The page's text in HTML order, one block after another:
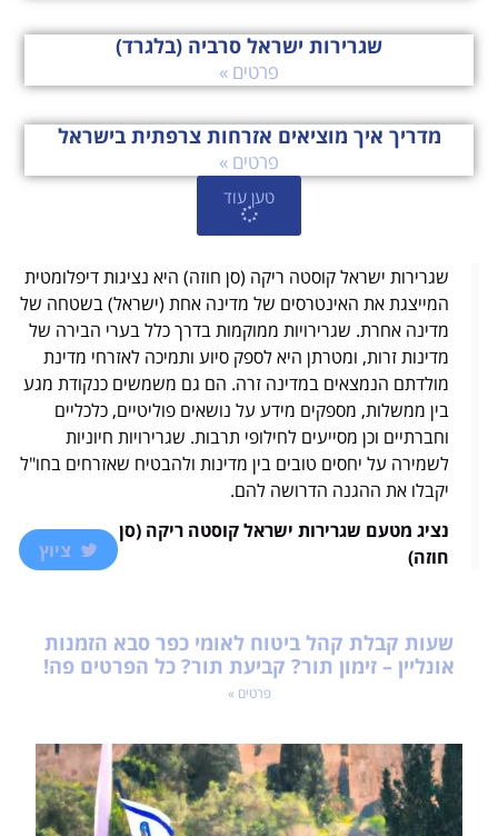
שגרירות ישראל סרביה (בלגרד)
פרטים »
מדריך איך מוציאים אזרחות צרפתית בישראל
פרטים »
טען עוד
שגרירות ישראל קוסטה ריקה (סן חוזה) היא נציגות דיפלומטית
המייצגת את האינטרסים של מדינה אחת (ישראל) בשטחה של
מדינה אחרת. שגרירויות ממוקמות בדרך כלל בערי הבירה של
מדינות זרות, ומטרתן היא לספק סיוע ותמיכה לאזרחי מדינת
מולדתם הנמצאים במדינה זרה. הם גם משמשים כנקודת מגע
בין ממשלות, מספקים מידע על נושאים פוליטיים, כלכליים
וחברתיים וכן מסייעים לחילופי תרבות. שגרירויות חיוניות
לשמירה על יחסים טובים בין מדינות ולהבטיח שאזרחים בחו"ל
יקבלו את ההגנה הדרושה להם.
נציג מטעם שגרירות ישראל קוסטה ריקה (סן
חוזה)
ציוץ
שעות קבלת קהל ביטוח לאומי כפר סבא הזמנות
אונליין – זימון תור? קביעת תור? כל הפרטים פה!
פרטים »